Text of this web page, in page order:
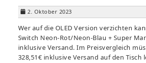
2. Oktober 2023
Wer auf die OLED Version verzichten
Switch Neon-Rot/Neon-Blau + Super
inklusive Versand. Im Preisvergleich
328,51€ inklusive Versand auf den